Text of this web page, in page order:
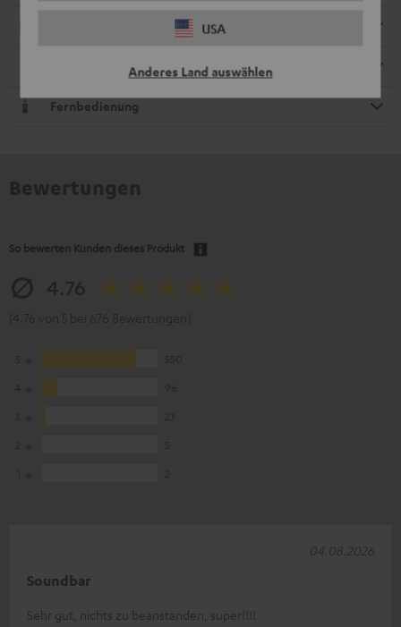
USA
Anderes Land auswählen
Fernbedienung
So bewerten Kunden dieses Produkt
Soundbar
Sehr gut, nichts zu beanstanden, super!!!!
04.08.2026